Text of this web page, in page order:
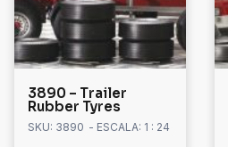
3890 – Trailer
Rubber Tyres
SKU: 3890 - ESCALA: 1 : 24